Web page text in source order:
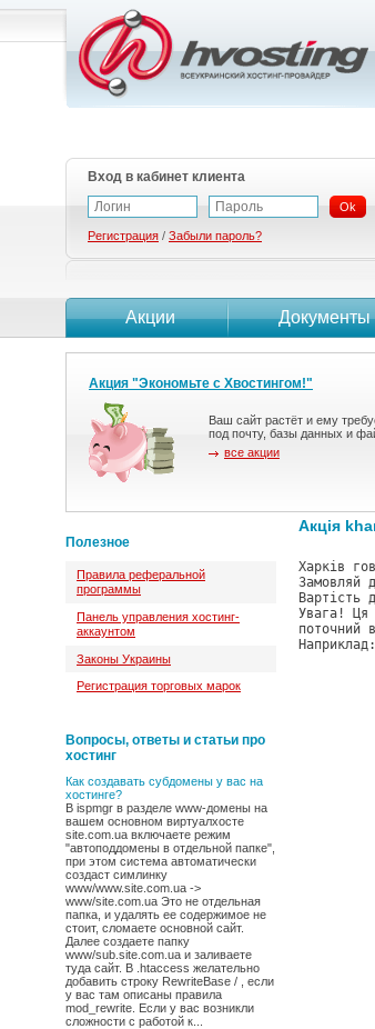
Акція
Харків
Увага! Ця
поточний
Акции Документы
Вход в кабинет клиента
Ok
Регистрация / Забыли пароль?
Акция "Экономьте с Хвостингом!"
Ваш сайт растёт и ему
под почту, базы данных и
все акции
Полезное
Правила реферальной
программы
Панель управления хостинг-
аккаунтом
Законы Украины
Регистрация торговых марок
Вопросы, ответы и статьи про
хостинг
Как создавать субдомены у вас на
хостинге?
В ispmgr в разделе www-домены на
вашем основном виртуалхосте
site.com.ua включаете режим
"автоподдомены в отдельной папке",
при этом система автоматически
создаст симлинку
www/www.site.com.ua ->
www/site.com.ua Это не отдельная
папка, и удалять ее содержимое не
стоит, сломаете основной сайт.
Далее создаете папку
www/sub.site.com.ua и заливаете
туда сайт. В .htaccess желательно
добавить строку RewriteBase / , если
у вас там описаны правила
mod_rewrite. Если у вас возникли
сложности с работой к...